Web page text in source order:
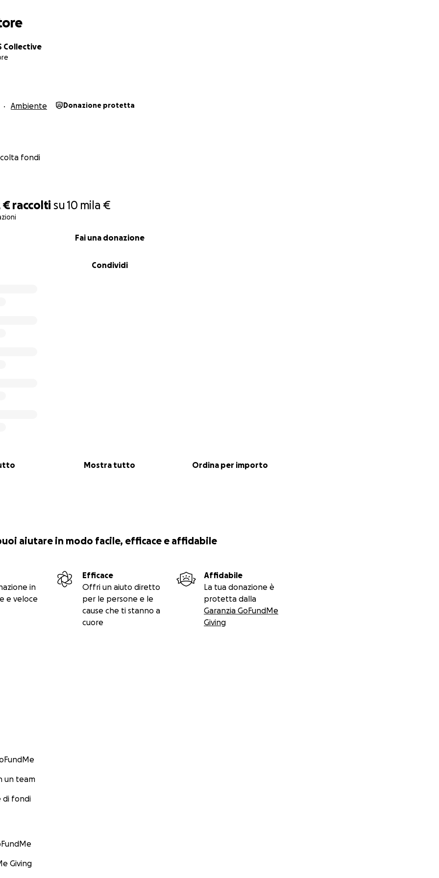
€ raccolti su10 mila €
Condividi
Fai una donazione
Mostra tutto Ordina per importo
locali vengano ascoltate, che i pericoli progettuali vengano presi in
Collective
Ambiente Donazione protetta
fondi
aiutare in modo facile, efficace e affidabile
in
e veloce
Efficace
Offri un aiuto diretto
per le persone e le
cause che ti stanno a
cuore
Affidabile
La tua donazione è
protetta dalla
Garanzia GoFundMe
Giving
un team
di fondi
Giving